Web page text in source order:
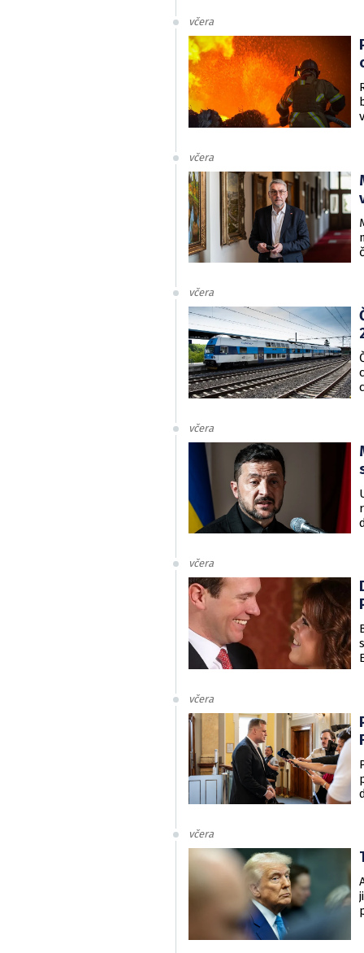
včera
včera
včera
včera
včera
včera
včera